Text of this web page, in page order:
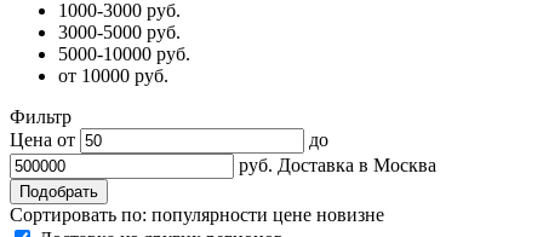
1000-3000 руб.
3000-5000 руб.
5000-10000 руб.
от 10000 руб.
Фильтр
Цена от
до
руб. Доставка в Москва
Сортировать по: популярности цене новизне